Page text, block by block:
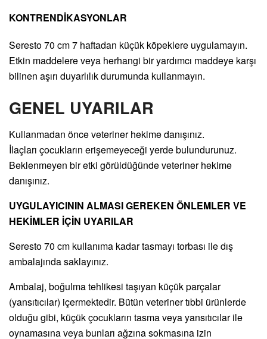
KONTRENDİKASYONLAR
Seresto 70 cm 7 haftadan küçük köpeklere uygulamayın.
Etkin maddelere veya herhangi bir yardımcı maddeye karşı
bilinen aşırı duyarlılık durumunda kullanmayın.
GENEL UYARILAR
Kullanmadan önce veteriner hekime danışınız.
İlaçları çocukların erişemeyeceği yerde bulundurunuz.
Beklenmeyen bir etki görüldüğünde veteriner hekime
danışınız.
UYGULAYICININ ALMASI GEREKEN ÖNLEMLER VE
HEKİMLER İÇİN UYARILAR
Seresto 70 cm kullanıma kadar tasmayı torbası ile dış
ambalajında saklayınız.
Ambalaj, boğulma tehlikesi taşıyan küçük parçalar
(yansıtıcılar) içermektedir. Bütün veteriner tıbbi ürünlerde
olduğu gibi, küçük çocukların tasma veya yansıtıcılar ile
oynamasına veya bunları ağzına sokmasına izin